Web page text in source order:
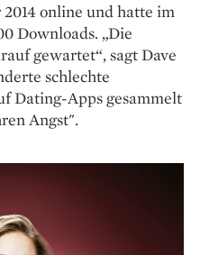
online und hatte im
Downloads. „Die
gewartet“, sagt Dave
schlechte
Dating-Apps gesammelt
Angst".